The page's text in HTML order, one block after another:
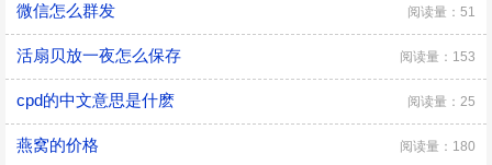
微信怎么群发 阅读量：51
活扇贝放一夜怎么保存 阅读量：153
cpd的中文意思是什麽 阅读量：25
燕窝的价格 阅读量：180